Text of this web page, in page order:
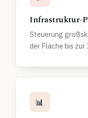
Infrastruktur-
Steuerung
der Fläche bis
📊